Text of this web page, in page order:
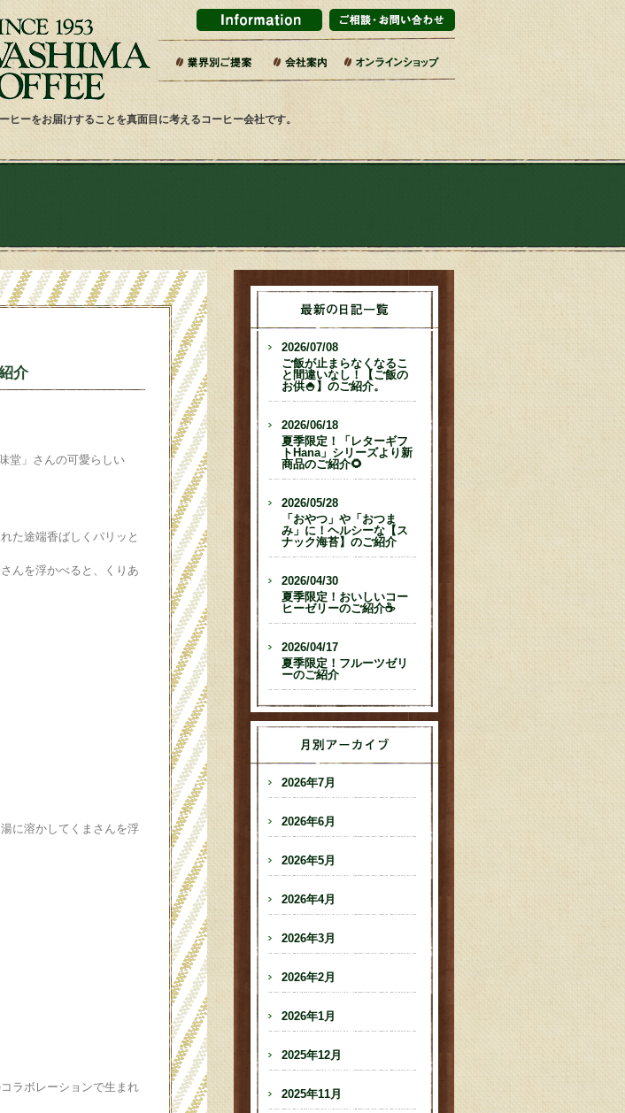
ヒーをお届けすることを真面目に考えるコーヒー会社です。
介
堂」さんの可愛らしい
た途端香ばしくパリッと
んを浮かべると、くりあ
に溶かしてくまさんを浮
ラボレーションで生まれ
2026/07/08
ご飯が止まらなくなるこ
と間違いなし！【ご飯の
お供🍚】のご紹介。
2026/06/18
夏季限定！「レターギフ
トHana」シリーズより新
商品のご紹介🌻
2026/05/28
「おやつ」や「おつま
み」に！ヘルシーな【ス
ナック海苔】のご紹介
2026/04/30
夏季限定！おいしいコー
ヒーゼリーのご紹介☕
2026/04/17
夏季限定！フルーツゼリ
ーのご紹介
2026年7月
2026年6月
2026年5月
2026年4月
2026年3月
2026年2月
2026年1月
2025年12月
2025年11月